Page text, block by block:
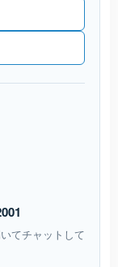
てチャットして